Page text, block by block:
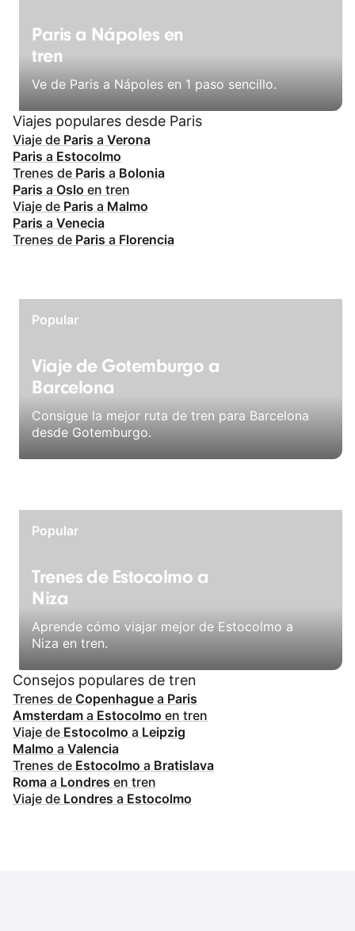
Paris a Nápoles en
tren
Ve de Paris a Nápoles en 1 paso sencillo.
Viajes populares desde Paris
Viaje de Paris a Verona
Paris a Estocolmo
Trenes de Paris a Bolonia
Paris a Oslo en tren
Viaje de Paris a Malmo
Paris a Venecia
Trenes de Paris a Florencia
Popular
Viaje de Gotemburgo a
Barcelona
Consigue la mejor ruta de tren para Barcelona
desde Gotemburgo.
Popular
Trenes de Estocolmo a
Niza
Aprende cómo viajar mejor de Estocolmo a
Niza en tren.
Consejos populares de tren
Trenes de Copenhague a Paris
Amsterdam a Estocolmo en tren
Viaje de Estocolmo a Leipzig
Malmo a Valencia
Trenes de Estocolmo a Bratislava
Roma a Londres en tren
Viaje de Londres a Estocolmo